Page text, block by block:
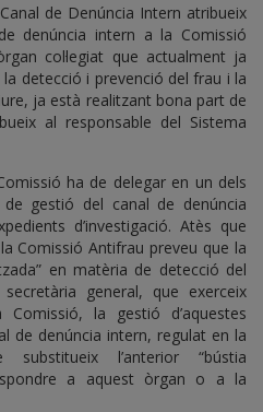
de Denúncia Intern atribueix
denúncia intern a la Comissió
col·legiat que actualment ja
detecció i prevenció del frau i la
ja està realitzant bona part de
al responsable del Sistema
ha de delegar en un dels
gestió del canal de denúncia
d’investigació. Atès que
Comissió Antifrau preveu que la
en matèria de detecció del
general, que exerceix
la gestió d’aquestes
de denúncia intern, regulat en la
l’anterior “bústia
a aquest òrgan o a la